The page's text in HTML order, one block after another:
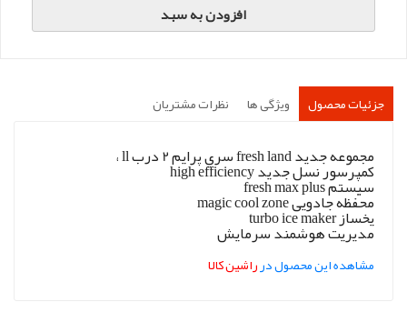
افزودن به سبد
جزئیات محصول ویژگی ها نظرات مشتریان
مجموعه جدید fresh land سري پرایم 2 درب ll ،
کمپرسور نسل جدید high efficiency
سیستم fresh max plus
محفظه جادویی magic cool zone
یخساز turbo ice maker
مدیریت هوشمند سرمایش
مشاهده این محصول درراشین کالا